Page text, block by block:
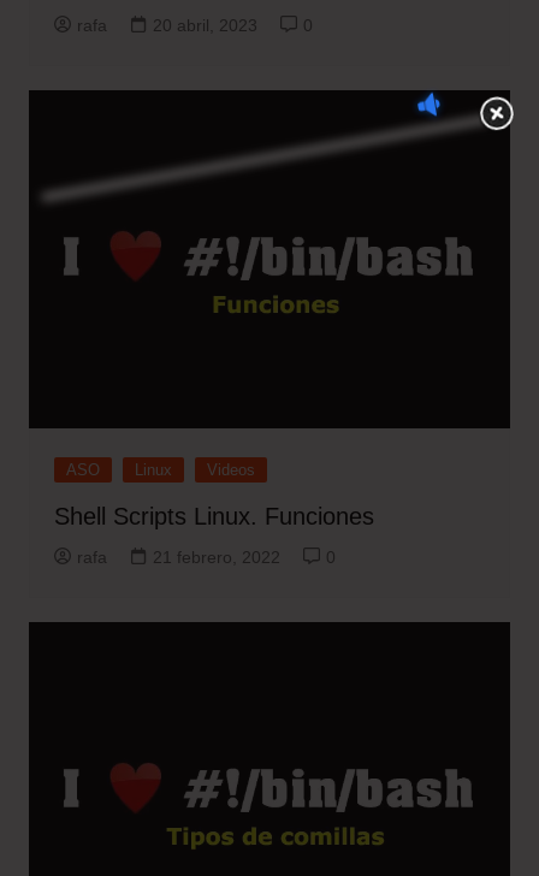
rafa 20 abril, 2023 0
ASO Linux Videos
Shell Scripts Linux. Funciones
rafa 21 febrero, 2022 0